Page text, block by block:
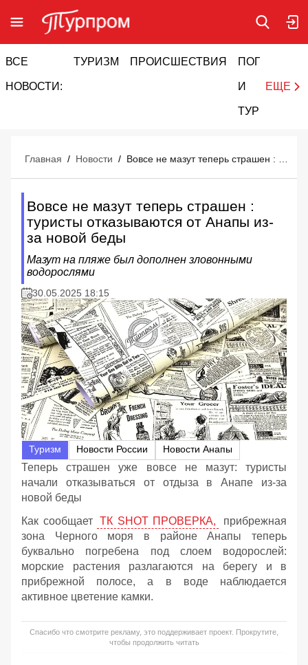
ВСЕ
НОВОСТИ:
ТУРИЗМ ПРОИСШЕСТВИЯ ПОГОДА
И
ТУРИЗМ
ЕЩЕ
Главная / Новости /
Вовсе не мазут теперь страшен :
туристы отказываются от Анапы из-
за новой беды
Мазут на пляже был дополнен зловонными
водорослями
30.05.2025 18:15
Туризм Новости России Новости Анапы
Теперь страшен уже вовсе не мазут: туристы
начали отказываться от отдыза в Анапе из-за
новой беды
Как сообщает
ТК SHOT ПРОВЕРКА,
прибрежная
зона Черного моря в районе Анапы теперь
буквально погребена под слоем водорослей:
морские растения разлагаются на берегу и в
прибрежной полосе, а в воде наблюдается
активное цветение камки.
Спасибо что смотрите рекламу, это поддерживает проект. Прокрутите,
чтобы продолжить читать